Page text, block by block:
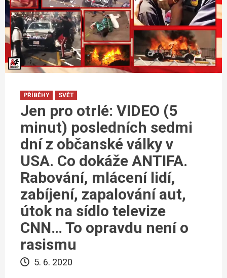
PŘÍBĚHY SVĚT
Jen pro otrlé: VIDEO (5
minut) posledních sedmi
dní z občanské války v
USA. Co dokáže ANTIFA.
Rabování, mlácení lidí,
zabíjení, zapalování aut,
útok na sídlo televize
CNN… To opravdu není o
rasismu
5. 6. 2020